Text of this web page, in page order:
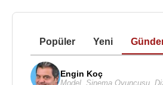
Popüler Yeni
Engin Koç
Model Sinema Oyuncusu